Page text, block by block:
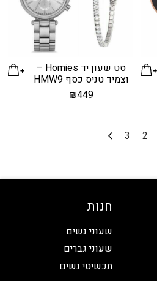
סט שעון יד Homies –
וצמיד טניס כסף HMW9
₪449
2
3
חנות
שעוני נשים
שעוני גברים
תכשיטי נשים